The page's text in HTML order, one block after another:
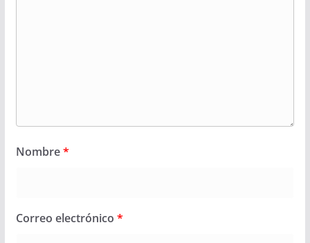
Nombre*
Correo electrónico *